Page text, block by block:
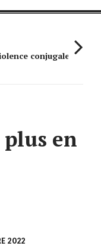
conjugale
plus en
2022